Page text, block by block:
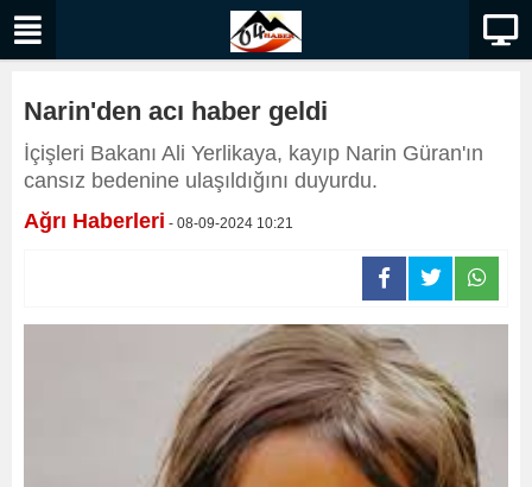
Narin'den acı haber geldi
İçişleri Bakanı Ali Yerlikaya, kayıp Narin Güran'ın
cansız bedenine ulaşıldığını duyurdu.
Ağrı Haberleri - 08-09-2024 10:21